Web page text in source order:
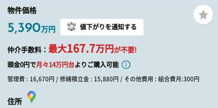
物件価格
5,390万円 値下がりを通知する
仲介手数料： 最大167.7万円 が不要!
頭金0円で月々14万円台よりご購入可能
管理費 : 16,670円 / 修繕積立金 : 15,880円 / その他費用 : 組合費月:300円
住所